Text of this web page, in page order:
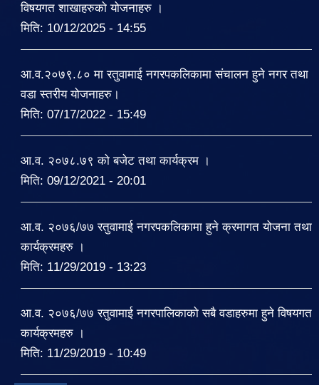
विषयगत शाखाहरुको योजनाहरु ।
मिति: 10/12/2025 - 14:55
आ.व.२०७९.८० मा रतुवामाई नगरपकलिकामा संचालन हुने नगर तथा
वडा स्तरीय योजनाहरु।
मिति: 07/17/2022 - 15:49
आ.व. २०७८.७९ को बजेट तथा कार्यक्रम ।
मिति: 09/12/2021 - 20:01
आ.व. २०७६/७७ रतुवामाई नगरपकलिकामा हुने क्रमागत योजना तथा
कार्यक्रमहरु ।
मिति: 11/29/2019 - 13:23
आ.व. २०७६/७७ रतुवामाई नगरपालिकाको सबै वडाहरुमा हुने विषयगत
कार्यक्रमहरु ।
मिति: 11/29/2019 - 10:49